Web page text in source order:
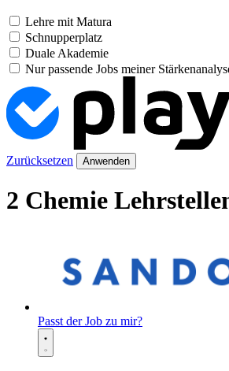
Lehre mit Matura
Schnupperplatz
Duale Akademie
Nur passende Jobs meiner
Zurücksetzen Anwenden
2 Chemie
Passt der Job zu mir?